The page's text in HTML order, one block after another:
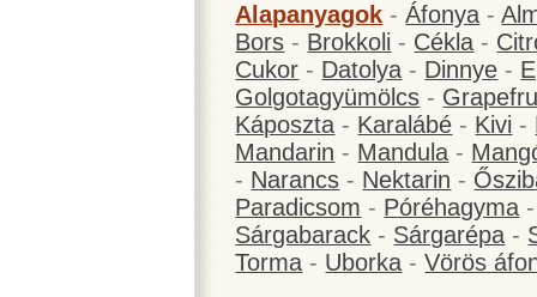
Alapanyagok -Áfonya -
Bors - Brokkoli - Cékla -
Cukor - Datolya - Dinnye -
Golgotagyümölcs -
Káposzta - Karalábé - Kivi -
Mandarin - Mandula -
- Narancs - Nektarin -
Paradicsom - Póréhagyma
Sárgabarack - Sárgarépa -
Torma - Uborka -Vörös